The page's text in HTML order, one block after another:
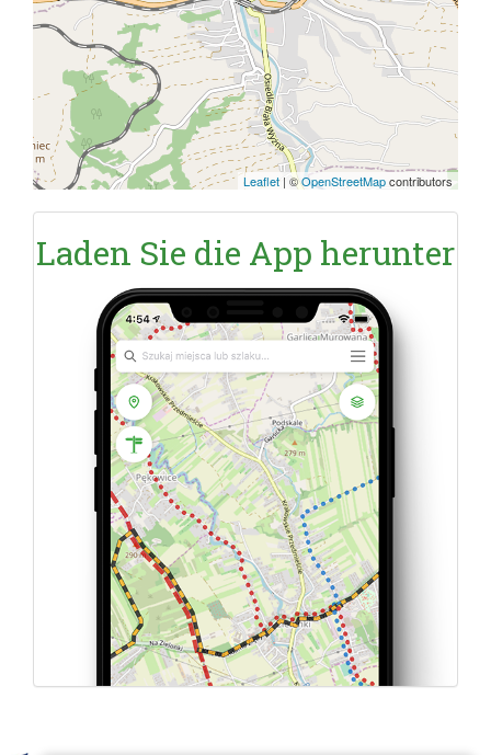
Leaflet | ©OpenStreetMapcontributors
Laden Sie die App herunter